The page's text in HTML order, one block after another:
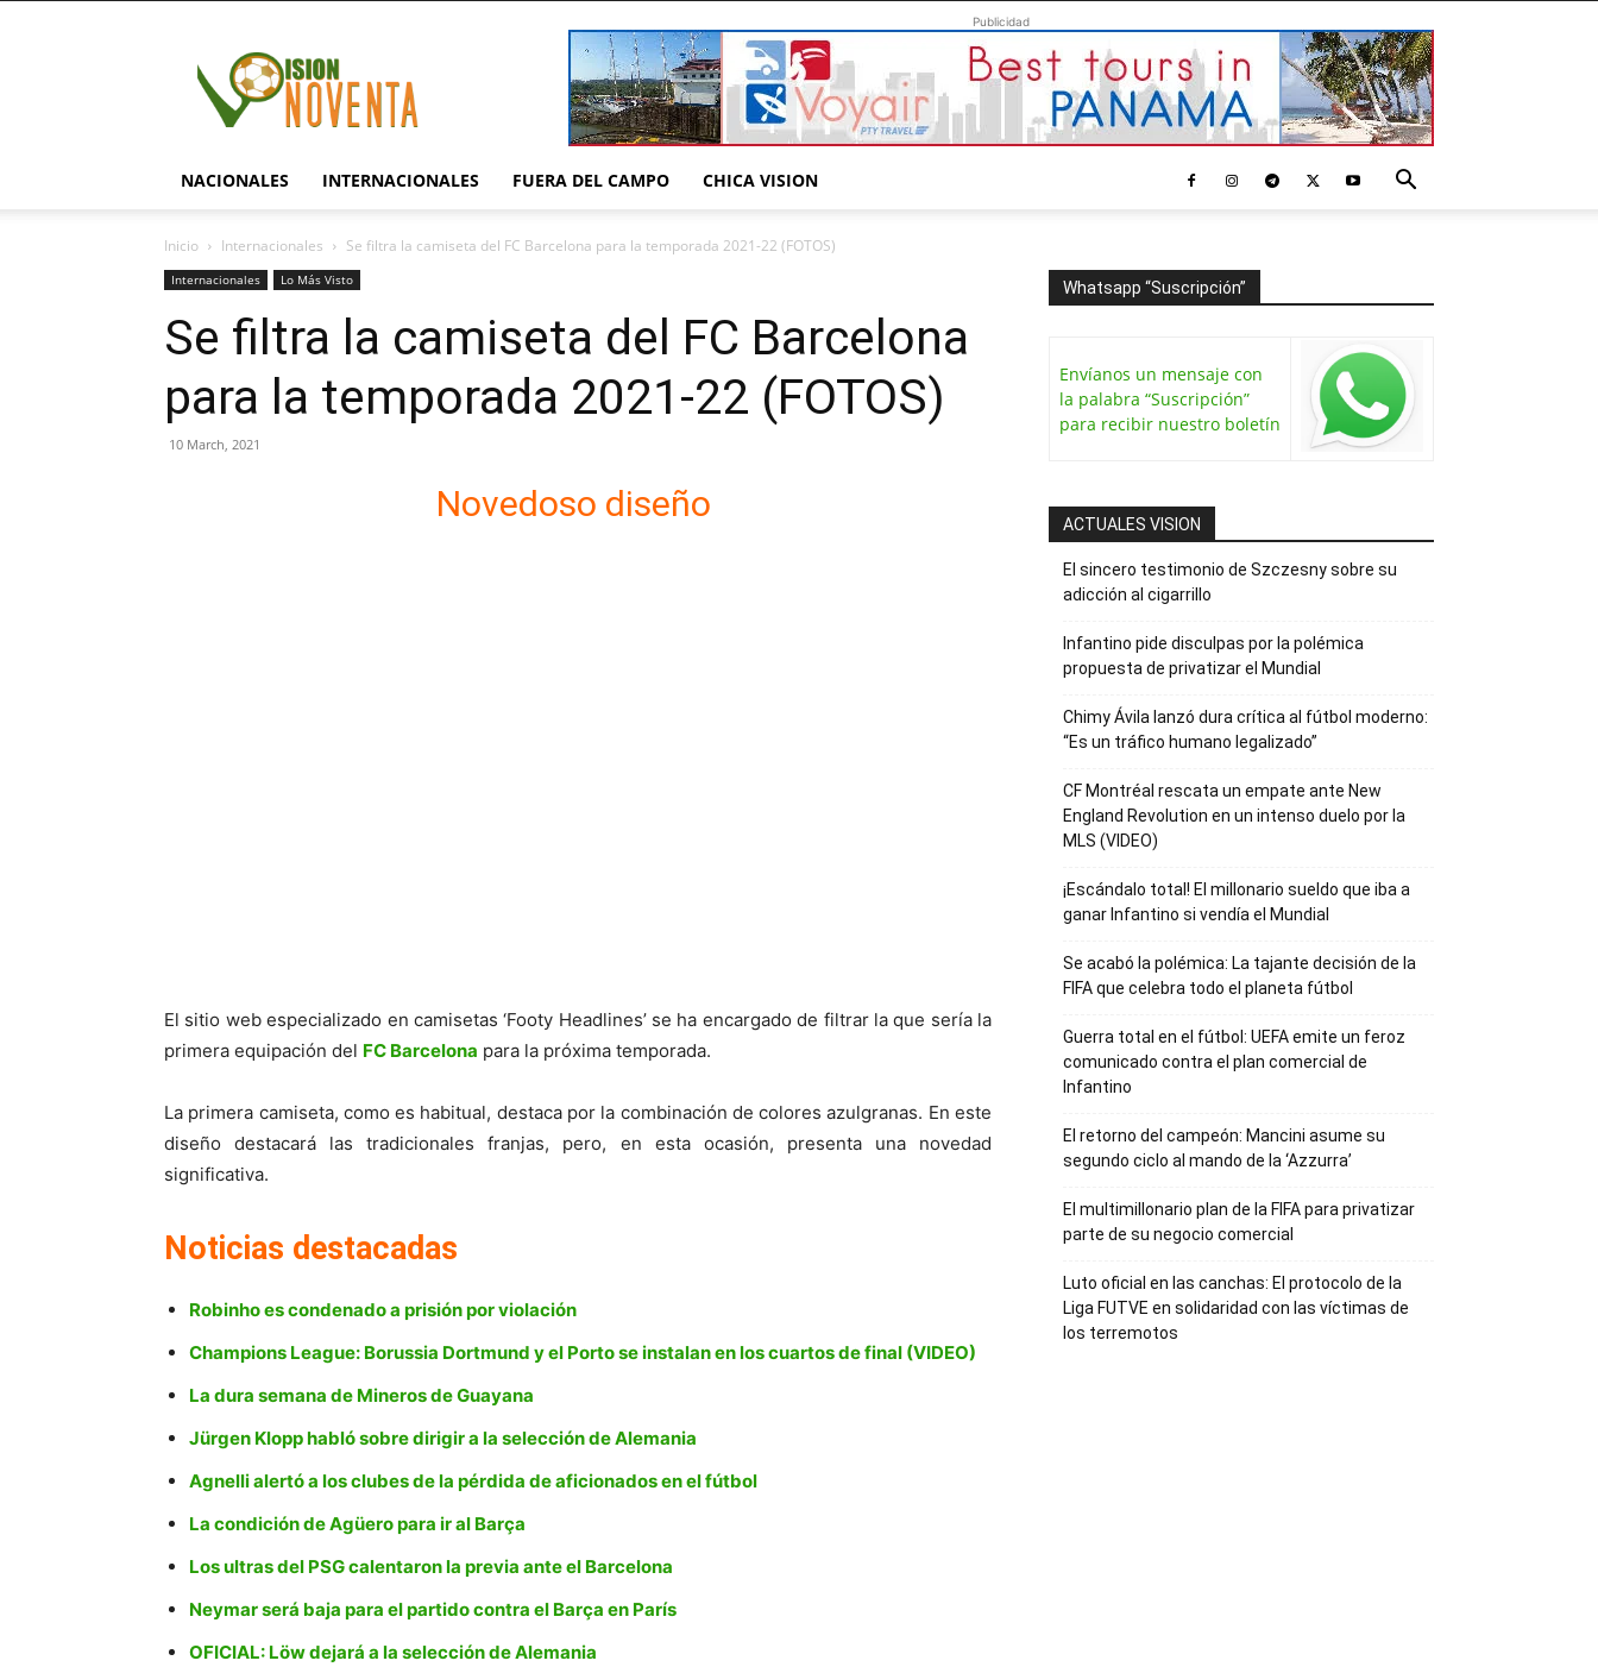
Publicidad
NACIONALES INTERNACIONALES FUERA DEL CAMPO CHICA VISION
Inicio Internacionales Se filtra la camiseta del FC Barcelona para la temporada 2021-22 (FOTOS)
Internacionales Lo Más Visto
Se filtra la camiseta del FC Barcelona
para la temporada 2021-22 (FOTOS)
10 March, 2021
Novedoso diseño
El sitio web especializado en camisetas ‘Footy Headlines’ se ha encargado de filtrar la que sería la
primera equipación del FC Barcelona para la próxima temporada.
La primera camiseta, como es habitual, destaca por la combinación de colores azulgranas. En este
diseño destacará las tradicionales franjas, pero, en esta ocasión, presenta una novedad
significativa.
Noticias destacadas
Robinho es condenado a prisión por violación
Champions League: Borussia Dortmund y el Porto se instalan en los cuartos de final (VIDEO)
La dura semana de Mineros de Guayana
Jürgen Klopp habló sobre dirigir a la selección de Alemania
Agnelli alertó a los clubes de la pérdida de aficionados en el fútbol
La condición de Agüero para ir al Barça
Los ultras del PSG calentaron la previa ante el Barcelona
Neymar será baja para el partido contra el Barça en París
OFICIAL: Löw dejará a la selección de Alemania
Whatsapp “Suscripción”
Envíanos un mensaje con
la palabra “Suscripción”
para recibir nuestro boletín
ACTUALES VISION
El sincero testimonio de Szczesny sobre su
adicción al cigarrillo
Infantino pide disculpas por la polémica
propuesta de privatizar el Mundial
Chimy Ávila lanzó dura crítica al fútbol moderno:
“Es un tráfico humano legalizado”
CF Montréal rescata un empate ante New
England Revolution en un intenso duelo por la
MLS (VIDEO)
¡Escándalo total! El millonario sueldo que iba a
ganar Infantino si vendía el Mundial
Se acabó la polémica: La tajante decisión de la
FIFA que celebra todo el planeta fútbol
Guerra total en el fútbol: UEFA emite un feroz
comunicado contra el plan comercial de
Infantino
El retorno del campeón: Mancini asume su
segundo ciclo al mando de la ‘Azzurra’
El multimillonario plan de la FIFA para privatizar
parte de su negocio comercial
Luto oficial en las canchas: El protocolo de la
Liga FUTVE en solidaridad con las víctimas de
los terremotos